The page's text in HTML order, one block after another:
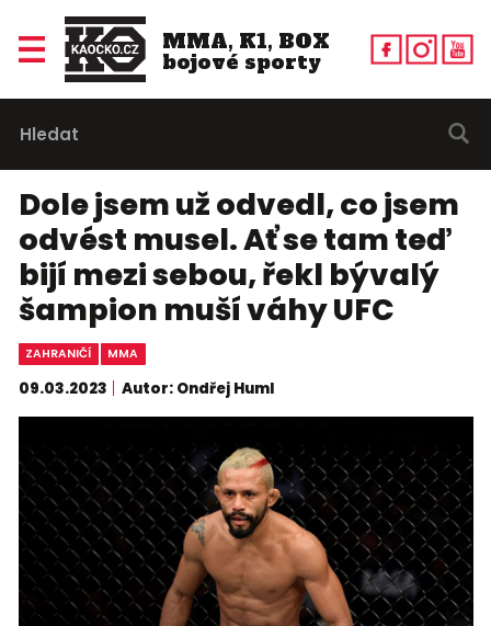
MMA, K1, BOX
bojové sporty
Dole jsem už odvedl, co jsem
odvést musel. Ať se tam teď
bijí mezi sebou, řekl bývalý
šampion muší váhy UFC
ZAHRANIČÍ MMA
09.03.2023 Autor: Ondřej Huml